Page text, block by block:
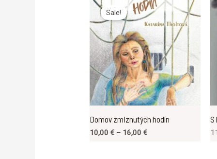
Sale!
Domov zmiznutých hodín
10,00€ – 16,00€
S